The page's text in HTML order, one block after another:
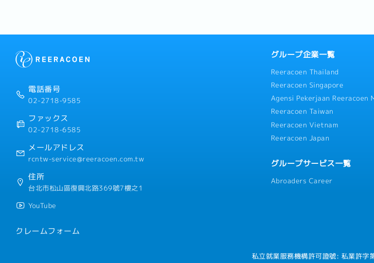
電話番号
02-2718-9585
ファックス
02-2718-6585
メールアドレス
rcntw-service@reeracoen.com.tw
住所
台北市松山區復興北路369號7樓之1
YouTube
クレームフォーム
グループ企業一覧
Reeracoen Thailand
Reeracoen Singapore
Agensi Pekerjaan Reeracoen
Reeracoen Taiwan
Reeracoen Vietnam
Reeracoen Japan
グループサービス一覧
Abroaders Career
私立就業服務機構許可證號: 私業許字